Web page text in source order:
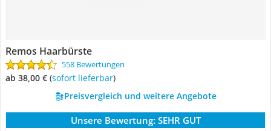
Remos Haarbürste
558 Bewertungen
ab 38,00 € ( Sofort lieferbar)
Preisvergleich und weitere Angebote
Unsere Bewertung: SEHR GUT